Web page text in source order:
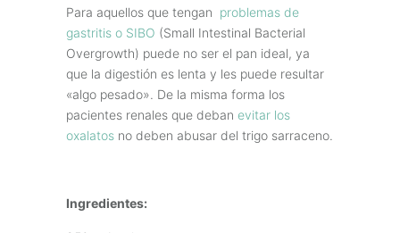
Para aquellos que tengan problemas de
gastritis o SIBO (Small Intestinal Bacterial
Overgrowth) puede no ser el pan ideal, ya
que la digestión es lenta y les puede resultar
«algo pesado». De la misma forma los
pacientes renales que deban evitar los
oxalatos no deben abusar del trigo sarraceno.
Ingredientes: